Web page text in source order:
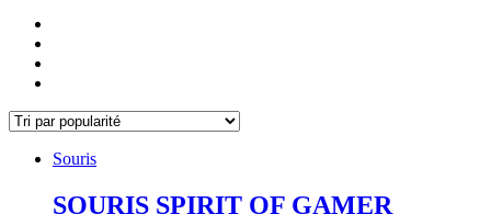
Souris
SOURIS SPIRIT OF GAMER